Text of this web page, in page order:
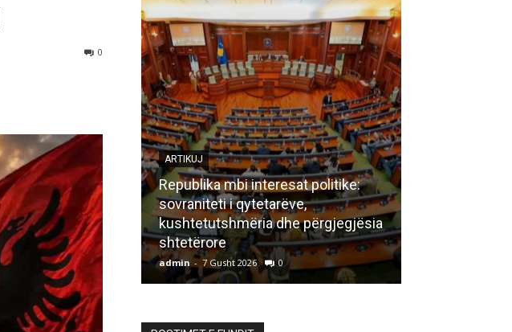
0
ARTIKUJ
Republika mbi interesat politike:
sovraniteti i qytetarëve,
kushtetutshmëria dhe përgjegjësia
shtetërore
admin - 7 Gusht 2026 0